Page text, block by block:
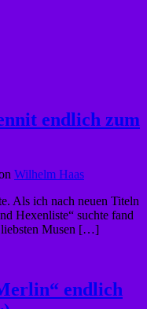
endlich zum
Wilhelm Haas
Als ich nach neuen Titeln
Hexenliste“ suchte fand
liebsten Musen […]
endlich